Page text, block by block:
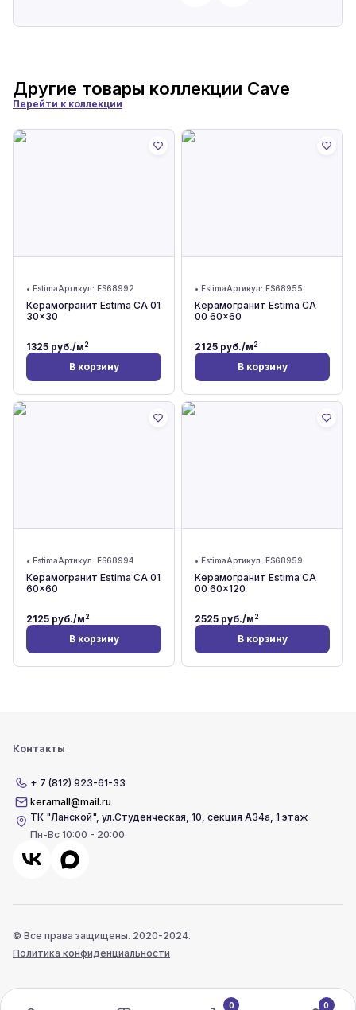
Другие товары коллекции Cave
Перейти к коллекции
• EstimaАртикул: ES68992
Керамогранит Estima CA 01
30x30
1325 руб./м2
В корзину
• EstimaАртикул: ES68955
Керамогранит Estima CA
00 60x60
2125 руб./м2
В корзину
• EstimaАртикул: ES68994
Керамогранит Estima CA 01
60x60
2125 руб./м2
В корзину
• EstimaАртикул: ES68959
Керамогранит Estima CA
00 60x120
2525 руб./м2
В корзину
Контакты
+ 7 (812) 923-61-33
keramall@mail.ru
ТК "Ланской",ул.Студенческая, 10, секция А34а, 1 этаж
Пн-Вс 10:00 - 20:00
© Все права защищены. 2020-2024.
Политика конфиденциальности
0 0